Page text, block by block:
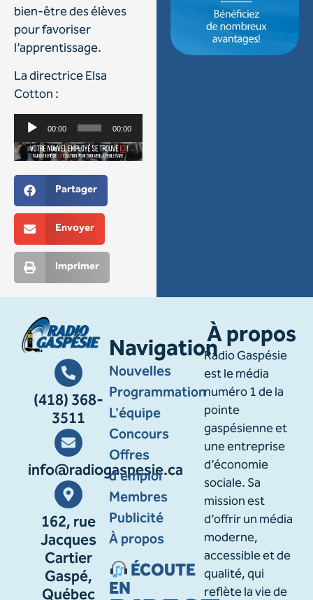
bien-être des élèves
pour favoriser
l’apprentissage.
La directrice Elsa
Cotton :
Lecteur
audio
00:00 00:00
Partager
Envoyer
Imprimer
(418) 368-
3511
info@radiogaspesie.ca
162, rue
Jacques
Cartier
Gaspé,
Québec
Navigation
Nouvelles
Programmation
L'équipe
Concours
Offres
d'emploi
Membres
Publicité
À propos
ÉCOUTE
EN
À propos
Radio Gaspésie
est le média
numéro 1 de la
pointe
gaspésienne et
une entreprise
d’économie
sociale. Sa
mission est
d’offrir un média
moderne,
accessible et de
qualité, qui
reflète la vie de